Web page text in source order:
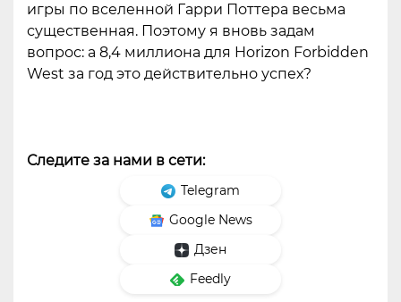
игры по вселенной Гарри Поттера весьма
существенная. Поэтому я вновь задам
вопрос: а 8,4 миллиона для Horizon Forbidden
West за год это действительно успех?
Следите за нами в сети:
Telegram
Google News
Дзен
Feedly